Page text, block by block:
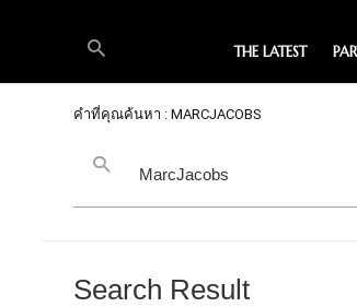
THE LATEST
คำที่คุณค้นหา : MARCJACOBS
Search Result